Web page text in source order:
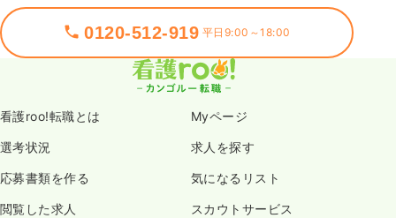
0120-512-919 平日9:00～18:00
看護roo!転職とは Myページ
選考状況 求人を探す
応募書類を作る 気になるリスト
閲覧した求人 スカウトサービス